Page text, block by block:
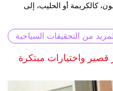
كالكريمة أو الحليب، إلى
المزيد من التحقيقات السياحية
واختيارات مبتكرة